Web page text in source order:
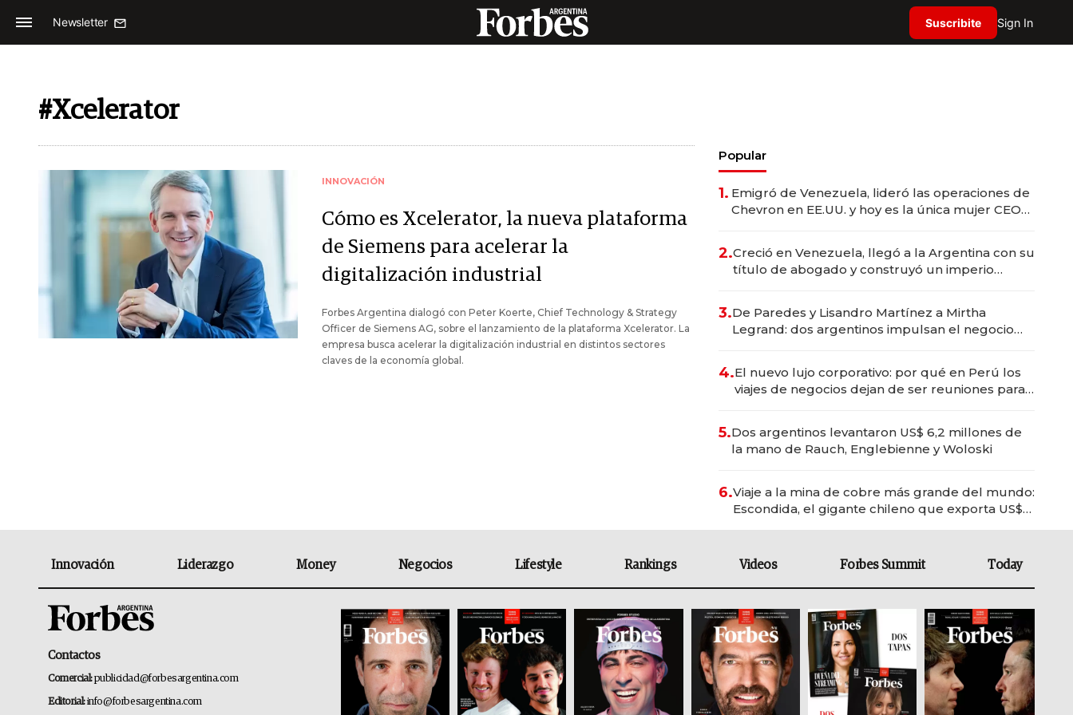
Newsletter Suscribite Sign In
#Xcelerator
INNOVACIÓN
Cómo es Xcelerator, la nueva plataforma
de Siemens para acelerar la
digitalización industrial
Forbes Argentina dialogó con Peter Koerte, Chief Technology & Strategy
Officer de Siemens AG, sobre el lanzamiento de la plataforma Xcelerator. La
empresa busca acelerar la digitalización industrial en distintos sectores
claves de la economía global.
Popular
1. Emigró de Venezuela, lideró las operaciones de
Chevron en EE.UU. y hoy es la única mujer CEO
2.Creció en Venezuela, llegó a la Argentina con su
título de abogado y construyó un imperio
3.De Paredes y Lisandro Martínez a Mirtha
Legrand: dos argentinos impulsan el negocio
4.El nuevo lujo corporativo: por qué en Perú los
viajes de negocios dejan de ser reuniones para
5.Dos argentinos levantaron US$ 6,2 millones de
la mano de Rauch, Englebienne y Woloski
6.Viaje a la mina de cobre más grande del mundo:
Escondida, el gigante chileno que exporta US$
Innovación Liderazgo Money Negocios Lifestyle Rankings Videos Forbes Summit Today
Contactos
Comercial:publicidad@forbesargentina.com
Editorial:info@forbesargentina.com